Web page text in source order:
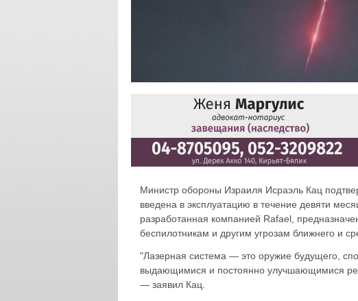
Министр обороны Израиля Исраэль Кац
введена в эксплуатацию в течение девяти
разработанная компанией Rafael,
беспилотникам и другим угрозам ближнего и
"Лазерная система — это оружие будущего,
выдающимися и постоянно улучшающимися
— заявил Кац.